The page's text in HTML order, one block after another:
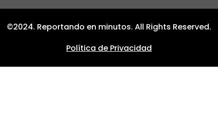
©2024. Reportando en minutos. All Rights Reserved.
Política de Privacidad